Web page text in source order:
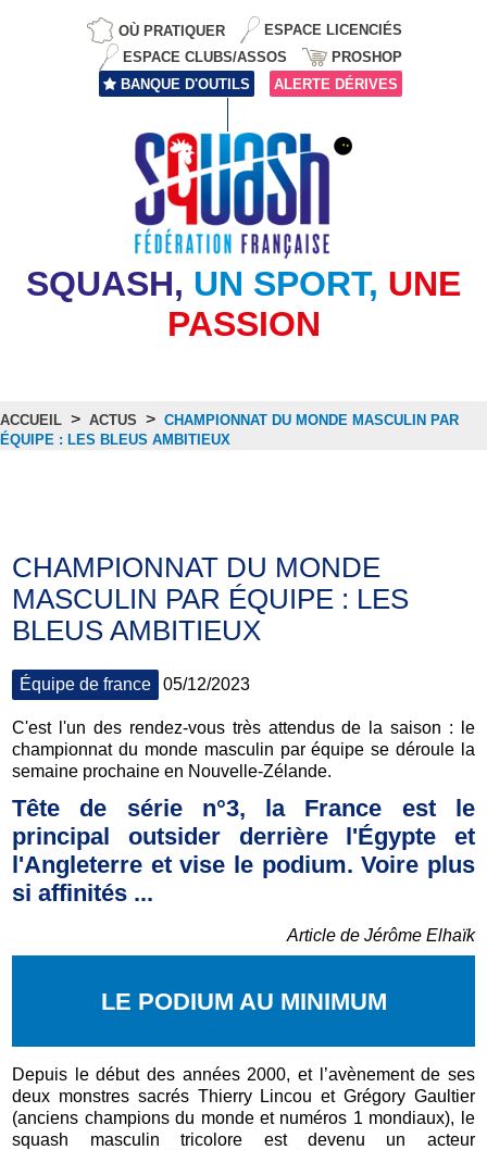
OÙ PRATIQUER
ESPACE LICENCIÉS
ESPACE CLUBS/ASSOS
PROSHOP
BANQUE D'OUTILS
ALERTE DÉRIVES
SQUASH, UN SPORT, UNE
PASSION
ACCUEIL > ACTUS > CHAMPIONNAT DU MONDE MASCULIN PAR
ÉQUIPE : LES BLEUS AMBITIEUX
CHAMPIONNAT DU MONDE
MASCULIN PAR ÉQUIPE : LES
BLEUS AMBITIEUX
Équipe de france 05/12/2023
C'est l'un des rendez-vous très attendus de la saison : le
championnat du monde masculin par équipe se déroule la
semaine prochaine en Nouvelle-Zélande.
Tête de série n°3, la France est le
principal outsider derrière l'Égypte et
l'Angleterre et vise le podium. Voire plus
si affinités ...
Article de Jérôme Elhaïk
LE PODIUM AU MINIMUM
Depuis le début des années 2000, et l’avènement de ses
deux monstres sacrés Thierry Lincou et Grégory Gaultier
(anciens champions du monde et numéros 1 mondiaux), le
squash masculin tricolore est devenu un acteur